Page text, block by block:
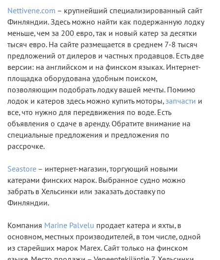
Nettivene.com – крупнейший специализированный сайт
Финляндии. Здесь можно найти как подержанную лодку
меньше, чем за 200 евро, так и новый катер за десятки
тысяч евро. На сайте размещается в среднем 7-8 тысяч
предложений от дилеров и частных продавцов. Есть две
версии: на английском и на финском языках. Интернет-
площадка оборудована удобным поиском,
позволяющим подобрать лодку вашей мечты. Помимо
лодок и катеров здесь можно купить моторы,запчасти и
все, что нужно для передвижения по воде. Есть
объявления о сдаче в аренду. Обратите внимание на
специальные предложения и предложения по
рассрочке.
Seastore – интернет-магазин, торгующий новыми
катерами финских марок. Выбранное судно можно
забрать в Хельсинки или заказать доставку по
Финляндии.
Компания Marine Palvelu продает катера и яхты, в
основном, местных производителей, в том числе, одной
из старейших марок Marex. Сайт только на финском